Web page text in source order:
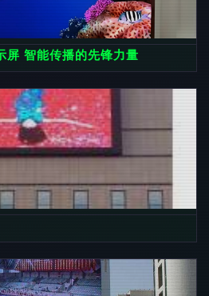
智能传播的先锋力量